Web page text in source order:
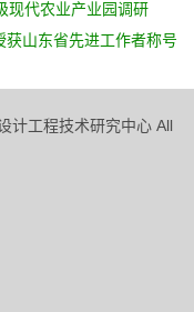
现代农业产业园调研
获山东省先进工作者称号
计工程技术研究中心 All